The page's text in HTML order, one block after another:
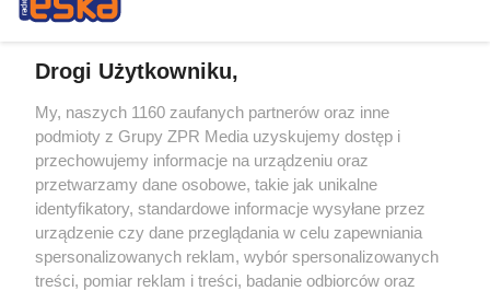
Drogi Użytkowniku,
My, naszych 1160 zaufanych partnerów oraz inne
podmioty z Grupy ZPR Media uzyskujemy dostęp i
przechowujemy informacje na urządzeniu oraz
przetwarzamy dane osobowe, takie jak unikalne
identyfikatory, standardowe informacje wysyłane przez
urządzenie czy dane przeglądania w celu zapewniania
spersonalizowanych reklam, wybór spersonalizowanych
treści, pomiar reklam i treści, badanie odbiorców oraz